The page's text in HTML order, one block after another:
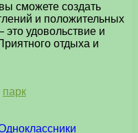
сможете создать
и положительных
удовольствие и
отдыха и
парк